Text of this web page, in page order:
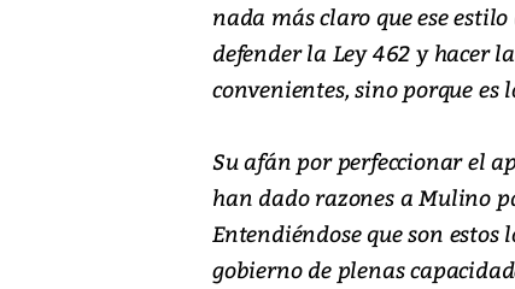
nada más claro que ese
defender la Ley 462 y hacer
convenientes, sino porque es
Su afán por perfeccionar el
han dado razones a Mulino
Entendiéndose que son
gobierno de plenas